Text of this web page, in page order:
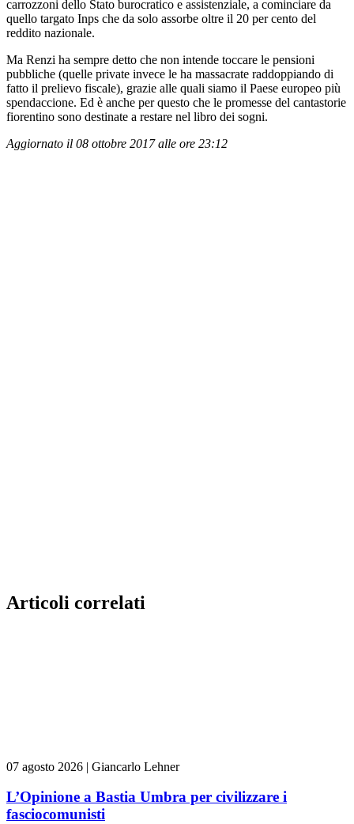
carrozzoni dello Stato burocratico e assistenziale, a cominciare da
quello targato Inps che da solo assorbe oltre il 20 per cento del
reddito nazionale.
Ma Renzi ha sempre detto che non intende toccare le pensioni
pubbliche (quelle private invece le ha massacrate raddoppiando di
fatto il prelievo fiscale), grazie alle quali siamo il Paese europeo più
spendaccione. Ed è anche per questo che le promesse del cantastorie
fiorentino sono destinate a restare nel libro dei sogni.
Aggiornato il 08 ottobre 2017 alle ore 23:12
Articoli correlati
07 agosto 2026 | Giancarlo Lehner
L’Opinione a Bastia Umbra per civilizzare i
fasciocomunisti